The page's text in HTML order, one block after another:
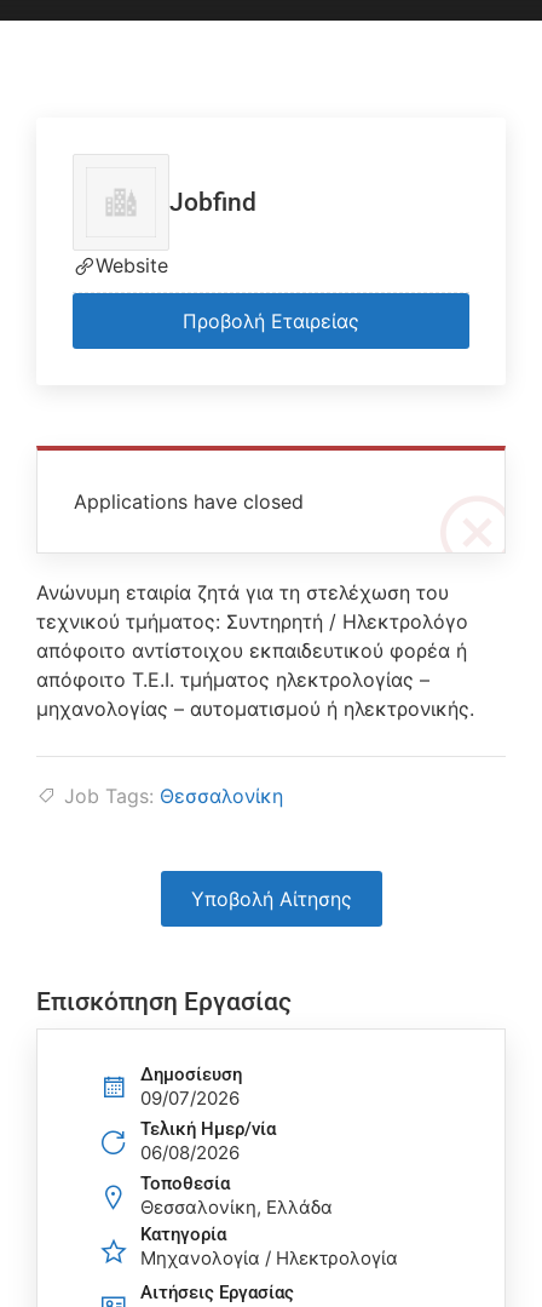
Applications have closed
Ανώνυμη εταιρία ζητά για τη στελέχωση του
τεχνικού τμήματος: Συντηρητή / Ηλεκτρολόγο
απόφοιτο αντίστοιχου εκπαιδευτικού φορέα ή
απόφοιτο Τ.Ε.Ι. τμήματος ηλεκτρολογίας –
μηχανολογίας – αυτοματισμού ή ηλεκτρονικής.
Job Tags: Θεσσαλονίκη
Υποβολή Αίτησης
Επισκόπηση Εργασίας
Δημοσίευση
09/07/2026
Τελική Ημερ/νία
06/08/2026
Τοποθεσία
Θεσσαλονίκη, Ελλάδα
Κατηγορία
Μηχανολογία / Ηλεκτρολογία
Αιτήσεις Eργασίας
Jobfind
Website
Προβολή Εταιρείας